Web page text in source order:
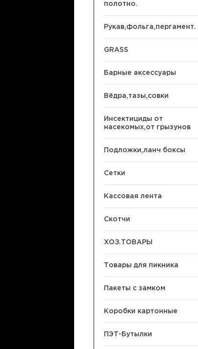
полотно.
Рукав,фольга,пергамент.
GRASS
Барные аксессуары
Вёдра,тазы,совки
Инсектициды от
насекомых,от грызунов
Подложки,ланч боксы
Сетки
Кассовая лента
Скотчи
ХОЗ.ТОВАРЫ
Товары для пикника
Пакеты с замком
Коробки картонные
ПЭТ-Бутылки